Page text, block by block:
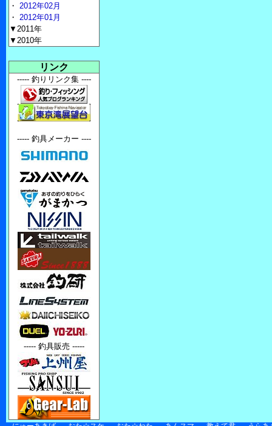
・ 2012年02月
・ 2012年01月
▼2011年
▼2010年
リンク
----- 釣りリンク集 ----
----- 釣具メーカー ----
----- 釣具販売 -----